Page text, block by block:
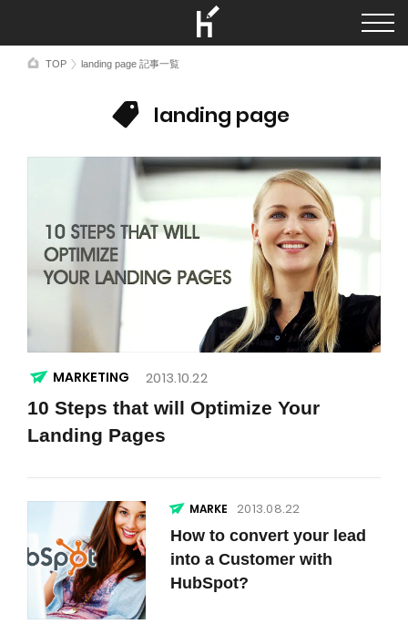
landing page
TOP landing page 記事一覧
MARKETING 2013.10.22
10 Steps that will Optimize Your
Landing Pages
2013.08.22
How to convert your lead
into a Customer with
HubSpot?